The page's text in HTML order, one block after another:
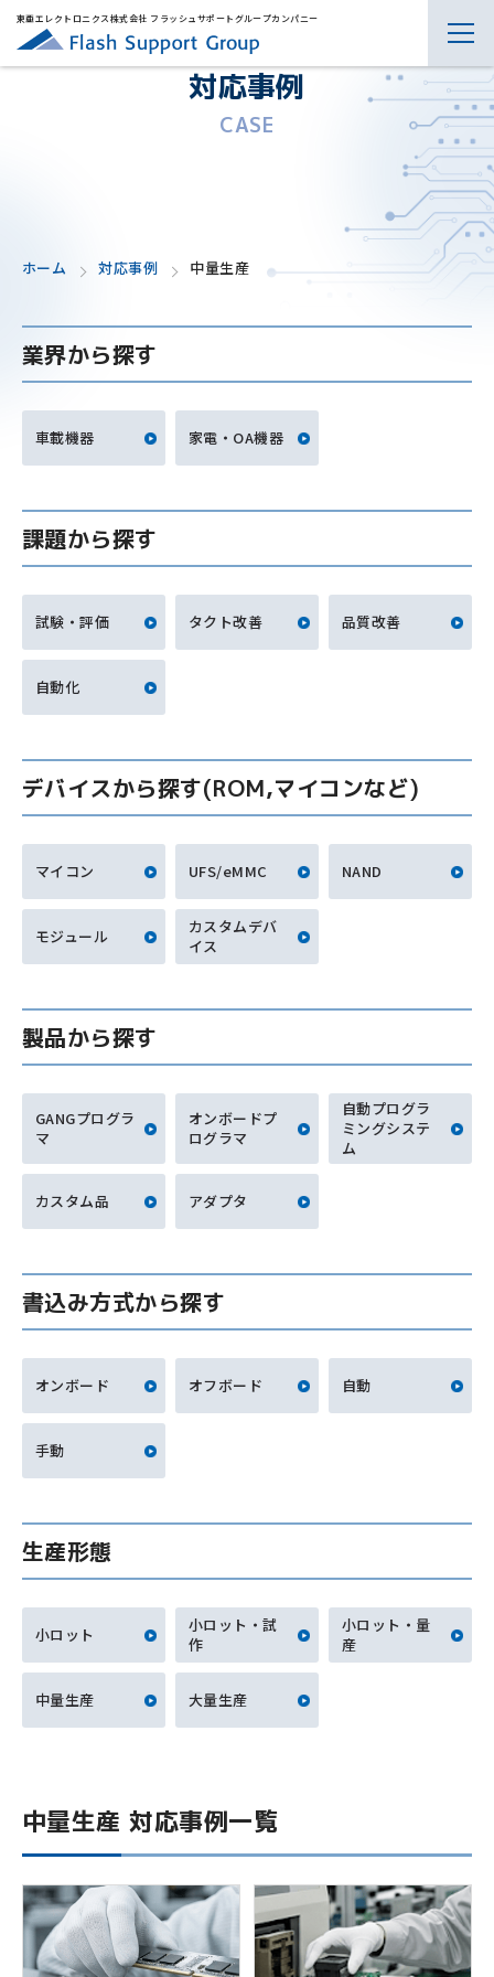
東亜エレクトロニクス株式会社 フラッシュサポートグループカンパニー
対応事例
CASE
ホーム 対応事例 中量生産
業界から探す
車載機器 家電・OA機器
課題から探す
試験・評価 タクト改善 品質改善
自動化
デバイスから探す(ROM,マイコンなど)
マイコン UFS/eMMC NAND
モジュール
カスタムデバ
イス
製品から探す
GANGプログラ
マ
オンボードプ
ログラマ
自動プログラ
ミングシステ
ム
カスタム品 アダプタ
書込み方式から探す
オンボード オフボード 自動
手動
生産形態
小ロット
小ロット・試
作
小ロット・量
産
中量生産 大量生産
中量生産 対応事例一覧